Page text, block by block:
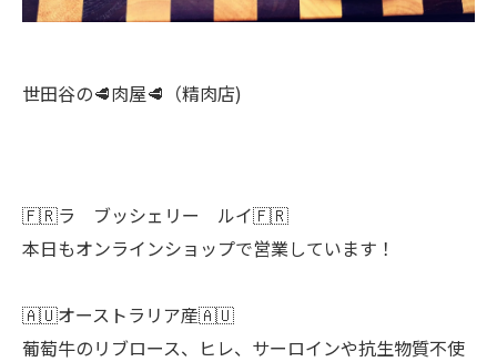
世田谷の🥩肉屋🥩（精肉店)
🇫🇷ラ ブッシェリー ルイ🇫🇷
本日もオンラインショップで営業しています！
🇦🇺オーストラリア産🇦🇺
葡萄牛のリブロース、ヒレ、サーロインや抗生物質不使